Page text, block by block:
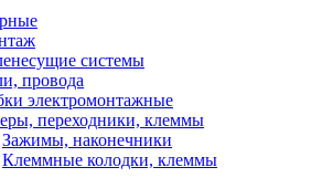
системы
провода
электромонтажные
переходники, клеммы
Зажимы, наконечники
Клеммные колодки, клеммы